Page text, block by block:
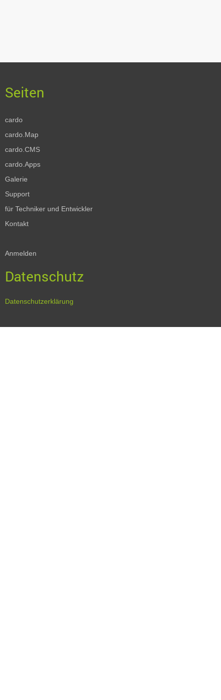
cardo
cardo.Map
cardo.CMS
cardo.Apps
Galerie
Support
für Techniker und Entwickler
Kontakt
Anmelden
Datenschutz
Datenschutzerklärung